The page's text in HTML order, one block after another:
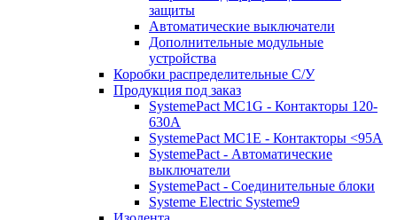
защиты
Автоматические выключатели
Дополнительные модульные
устройства
Коробки распределительные C/У
Продукция под заказ
SystemePact MC1G - Контакторы 120-
630A
SystemePact MC1E - Контакторы <95A
SystemePact - Автоматические
выключатели
SystemePact - Соединительные блоки
Systeme Electric Systeme9